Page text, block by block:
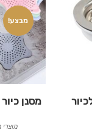
מבצע!
מסנן